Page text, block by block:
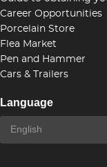
Career Opportunities
Porcelain Store
Flea Market
Pen and Hammer
Cars & Trailers
Language